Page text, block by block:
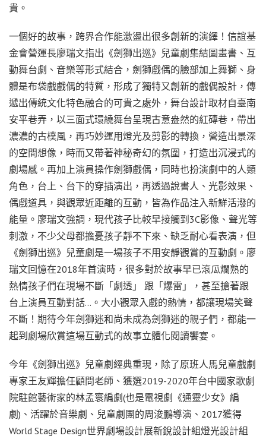
貴。
一個好的故事，跨界合作能激盪出很多創新的演繹！信誼基
金會營運長廖瑞文指出《劍獅出巡》兒童劇集結圖畫書、互
動舞台劇、音樂等形式結合，劍獅戲偶的臉部加上舞獅、身
體是布袋戲戲偶的特質，形成了獨特又創新的戲偶設計，傳
遞出傳統文化特色融合的可貴之處外，舞台設計取材自臺南
安平巷弄，以三面式環繞舞台呈現古意盎然的紅磚巷，帶出
濃濃的古樸風，再巧妙運用燈光及剪影的轉換，營造出景深
的空間想像，時而又帶著神秘奇幻的氛圍，打造出沉浸式的
劇場感。再加上演員操作劍獅戲偶，同時也扮演劇中的人類
角色，台上、台下的穿插演出，再透過說書人、光影效果、
偶戲道具，與觀眾近距離的互動，皆為作品注入新鮮活潑的
能量。廖瑞文強調，現代孩子比較早接觸到3C影像、聲光等
刺激，不少父母都擔憂孩子靜不下來、缺乏耐心看表演，但
《劍獅出巡》兒童劇是一場孩子不用安靜觀賞的互動劇。廖
瑞文回憶在2018年首演時，很多對於故事早已滾瓜爛熟的
熱情孩子們在現場不斷「劇透」 跟「爆雷」，甚至搶著跟
台上演員互動對話…。大小觀眾入戲的熱情，都讓現場笑聲
不斷！期待今年劍獅迷和尚未成為劍獅迷的親子們，都能一
起到劇場欣賞這場互動式的故事立體化閱讀饗宴。
今年《劍獅出巡》兒童劇經典重現，除了原班人馬兒童戲劇
專家王友輝擔任顧問老師、獲選2019-2020年台中國家歌劇
院駐館藝術家的林孟寰編劇(也是電視劇《通靈少女》編
劇)、活躍於音樂劇、兒童劇團的周浚鵬導演、2017獲得
World Stage Design世界劇場設計展新銳設計組燈光設計組